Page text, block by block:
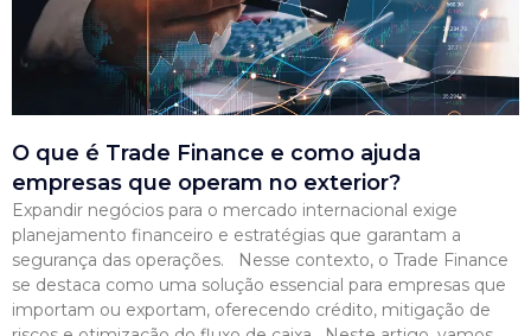
O que é Trade Finance e como ajuda
empresas que operam no exterior?
Expandir negócios para o mercado internacional exige
planejamento financeiro e estratégias que garantam a
segurança das operações. Nesse contexto, o Trade Finance
se destaca como uma solução essencial para empresas que
importam ou exportam, oferecendo crédito, mitigação de